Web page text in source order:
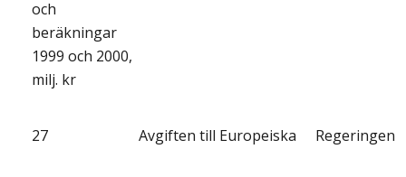
och
beräkningar
1999 och 2000,
milj. kr
27 Avgiften till Europeiska Regeringen